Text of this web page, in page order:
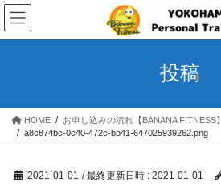
コ
ン
テ
ス
ナ
ビ
ゲ
ン
投稿
HOME
お申し込みの流れ【BANANA FITNESS】
a8c874bc-0c40-472c-bb41-647025939262.png
2021-01-01 / 最終更新日時 : 2021-01-01